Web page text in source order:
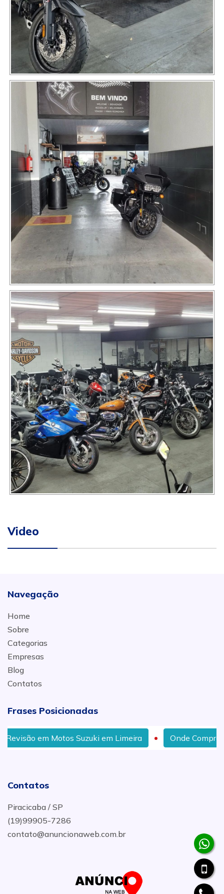
Video
Navegação
Home
Sobre
Categorias
Empresas
Blog
Contatos
Frases Posicionadas
Suzuki em Limeira Onde Comprar Guidão
Contatos
Piracicaba / SP
(19)99905-7286
contato@anuncionaweb.com.br